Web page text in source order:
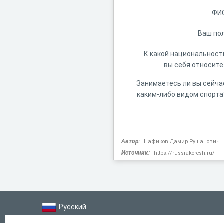
Ваш
К какой
вы себя
Занимаетесь ли вы
каким-либо видом
Автор: Нафиков Дамир Рушанович
Источник: https://russiakoresh.ru/
Русский